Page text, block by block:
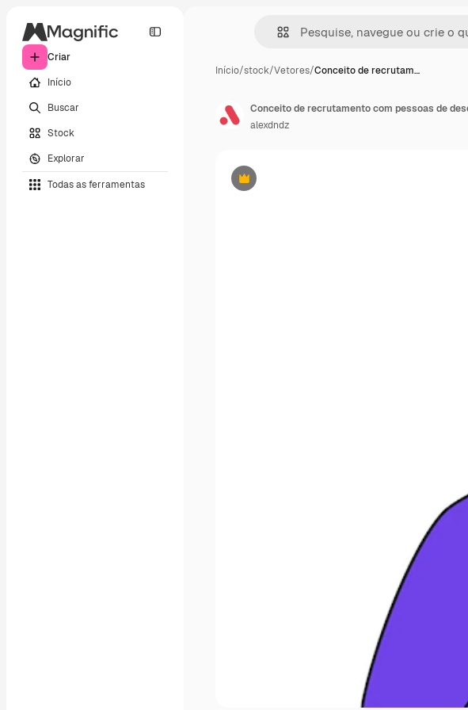
Criar
Início
Buscar
Stock
Explorar
Todas as ferramentas
Início/stock/Vetores/Conceito de recrutam…
Premium
alexdndz